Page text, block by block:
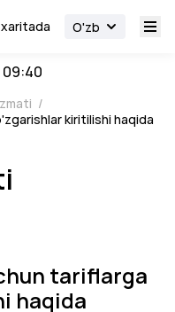
xaritada O'zb
09:40
/
kiritilishi haqida
tariflarga
haqida